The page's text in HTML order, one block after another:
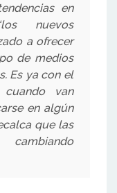
en
nuevos
a ofrecer
de medios
Es ya con el
van
en algún
que las